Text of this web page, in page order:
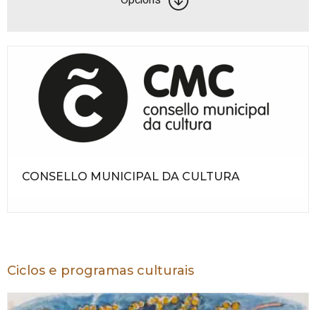
CONSELLO MUNICIPAL DA CULTURA
Ciclos e programas culturais